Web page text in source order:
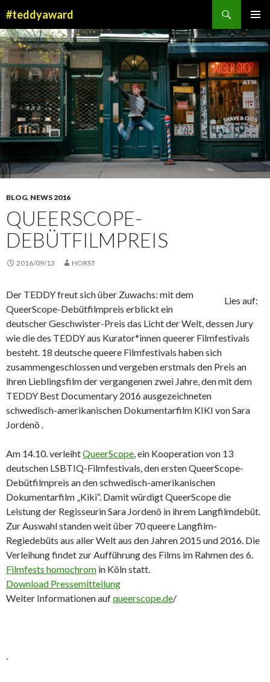
#teddyaward
MENÜ
INHALT
SPRINGEN
BLOG, NEWS 2016
QUEERSCOPE-
DEBÜTFILMPREIS
2016/09/13 HORST
Lies auf:
Der TEDDY freut sich über Zuwachs: mit dem
QueerScope-Debütfilmpreis erblickt ein
deutscher Geschwister-Preis das Licht der Welt, dessen Jury
wie die des TEDDY aus Kurator*innen queerer Filmfestivals
besteht. 18 deutsche queere Filmfestivals haben sich
zusammengeschlossen und vergeben erstmals den Preis an
ihren Lieblingsfilm der vergangenen zwei Jahre, den mit dem
TEDDY Best Documentary 2016 ausgezeichneten
schwedisch-amerikanischen Dokumentarfilm KIKI von Sara
Jordenö .
Am 14.10. verleihtQueerScope, ein Kooperation von 13
deutschen LSBTIQ-Filmfestivals, den ersten QueerScope-
Debütfilmpreis an den schwedisch-amerikanischen
Dokumentarfilm „Kiki“. Damit würdigt QueerScope die
Leistung der Regisseurin Sara Jordenö in ihrem Langfilmdebüt.
Zur Auswahl standen weit über 70 queere Langfilm-
Regiedebüts aus aller Welt aus den Jahren 2015 und 2016. Die
Verleihung findet zur Aufführung des Films im Rahmen des 6.
Filmfests homochrom in Köln statt.
Download Pressemitteilung
Weiter Informationen aufqueerscope.de/
.